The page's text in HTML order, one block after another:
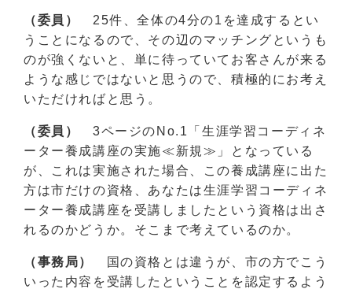
（委員）
25件、全体の4分の1を達成するとい
うことになるので、その辺のマッチングというも
のが強くないと、単に待っていてお客さんが来る
ような感じではないと思うので、積極的にお考え
いただければと思う。
（委員）
3ページのNo.1「生涯学習コーディネ
ーター養成講座の実施≪新規≫」となっている
が、これは実施された場合、この養成講座に出た
方は市だけの資格、あなたは生涯学習コーディネ
ーター養成講座を受講しましたという資格は出さ
れるのかどうか。そこまで考えているのか。
（事務局）
国の資格とは違うが、市の方でこう
いった内容を受講したということを認定するよう